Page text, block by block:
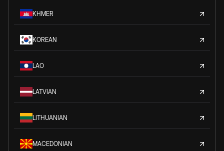
KHMER
KOREAN
LAO
LATVIAN
LITHUANIAN
MACEDONIAN